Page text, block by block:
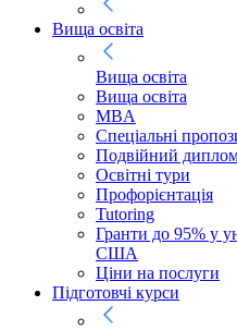
Вища освіта
Вища освіта
Вища освіта
MBA
Спеціальні
Подвійний
Освітні тури
Профорієнтація
Tutoring
Гранти до 95% у
США
Ціни на послуги
Підготовчі курси